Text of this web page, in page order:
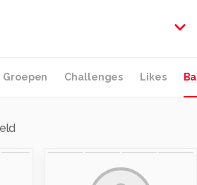
Urbexfotografie.
Groepen Challenges Likes